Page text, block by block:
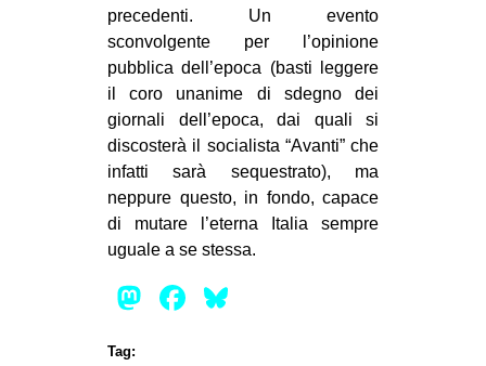
precedenti. Un evento
sconvolgente per l’opinione
pubblica dell’epoca (basti leggere
il coro unanime di sdegno dei
giornali dell’epoca, dai quali si
discosterà il socialista “Avanti” che
infatti sarà sequestrato), ma
neppure questo, in fondo, capace
di mutare l’eterna Italia sempre
uguale a se stessa.
Mastodon
Facebook
Tag: